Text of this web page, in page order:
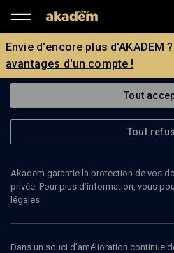
Envie d'encore plus d'AKADEM ?
avantages d'un compte !
Tout
Tout
Akadem garantie la protection de vos
privée. Pour plus d’information, vous
légales.
Dans un souci d’amélioration continue